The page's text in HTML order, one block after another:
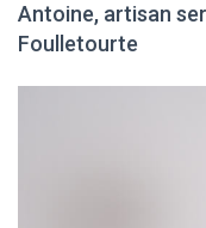
Antoine, artisan
Foulletourte